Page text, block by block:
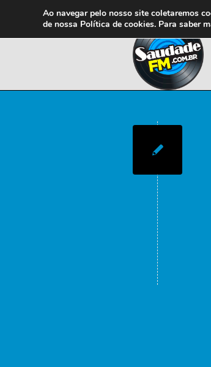
Ao navegar pelo nosso site coletaremos
de nossa Política de cookies. Para saber